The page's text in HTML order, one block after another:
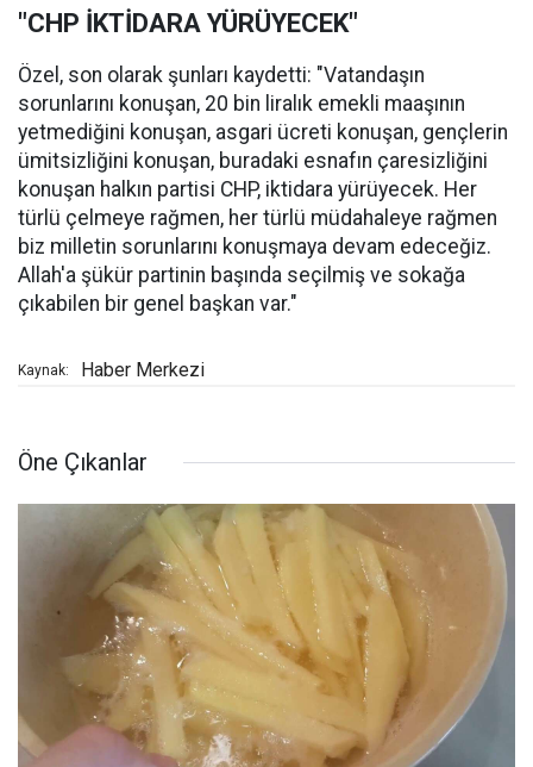
"CHP İKTİDARA YÜRÜYECEK"
Özel, son olarak şunları kaydetti: "Vatandaşın
sorunlarını konuşan, 20 bin liralık emekli maaşının
yetmediğini konuşan, asgari ücreti konuşan, gençlerin
ümitsizliğini konuşan, buradaki esnafın çaresizliğini
konuşan halkın partisi CHP, iktidara yürüyecek. Her
türlü çelmeye rağmen, her türlü müdahaleye rağmen
biz milletin sorunlarını konuşmaya devam edeceğiz.
Allah'a şükür partinin başında seçilmiş ve sokağa
çıkabilen bir genel başkan var."
Kaynak: Haber Merkezi
Öne Çıkanlar